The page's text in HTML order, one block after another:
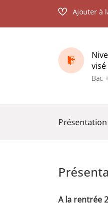
Ajouter à
visé
Bac
Présentation
A la rentrée